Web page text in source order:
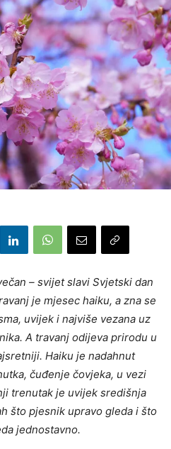
– svijet slavi Svjetski dan
je mjesec haiku, a zna se
uvijek i najviše vezana uz
A travanj odijeva prirodu u
Haiku je nadahnut
čuđenje čovjeka, u vezi
trenutak je uvijek središnja
što pjesnik upravo gleda i što
jednostavno.